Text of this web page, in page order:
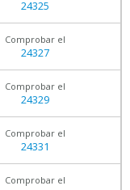
24325
Comprobar el
24327
Comprobar el
24329
Comprobar el
24331
Comprobar el